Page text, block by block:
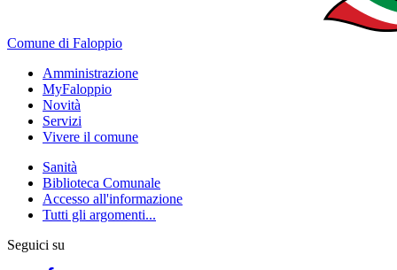
Comune di Faloppio
Amministrazione
MyFaloppio
Novità
Servizi
Vivere il comune
Sanità
Biblioteca Comunale
Accesso all'informazione
Tutti gli argomenti...
Seguici su